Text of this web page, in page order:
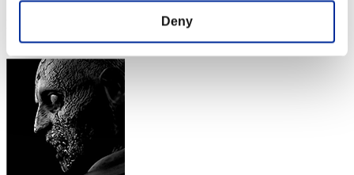
Deny
381